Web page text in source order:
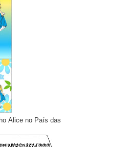
Alice no País das